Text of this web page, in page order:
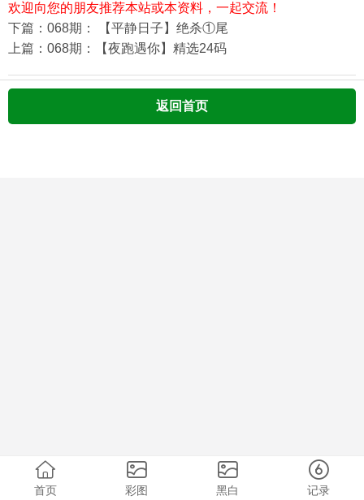
欢迎向您的朋友推荐本站或本资料，一起交流！
下篇：068期： 【平静日子】绝杀①尾
上篇：068期：【夜跑遇你】精选24码
返回首页
首页 彩图 黑白 记录